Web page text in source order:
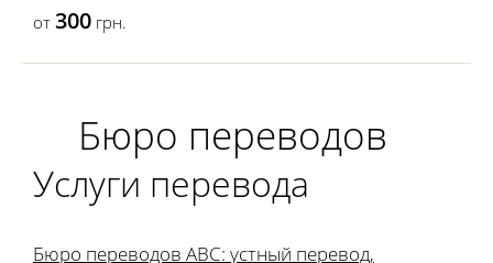
от 300 грн.
Бюро переводов
Услуги перевода
Бюро переводов ABC: устный перевод,